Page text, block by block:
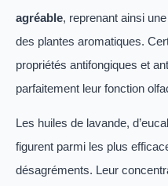
agréable, reprenant ainsi
des plantes aromatiques.
propriétés antifongiques et
parfaitement leur fonction
Les huiles de lavande,
figurent parmi les plus
désagréments. Leur